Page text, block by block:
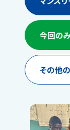
今回の
その他